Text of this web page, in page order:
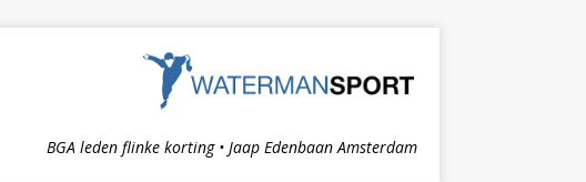
BGA leden flinke korting • Jaap Edenbaan Amsterdam